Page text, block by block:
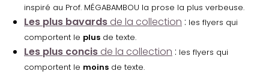
inspiré au Prof. MÉGABAMBOU la prose la plus verbeuse.
Les plus bavards de la collection : les flyers qui
comportent le plus de texte.
Les plus concis de la collection : les flyers qui
comportent le moins de texte.